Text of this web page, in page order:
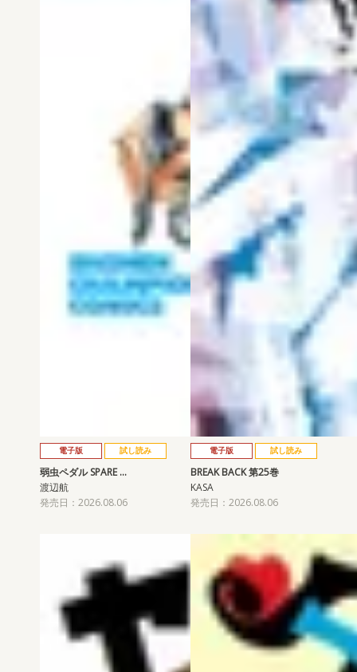
電子版 試し読み
弱虫ペダル SPARE …
渡辺航
発売日：2026.08.06
電子版 試し読み
BREAK BACK 第25巻
KASA
発売日：2026.08.06